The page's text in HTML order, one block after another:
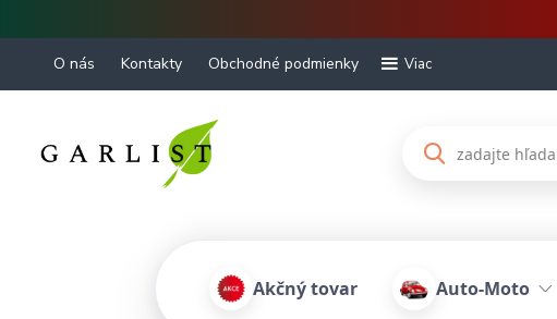
O nás Kontakty Obchodné podmienky Viac
Akčný tovar Auto-Moto